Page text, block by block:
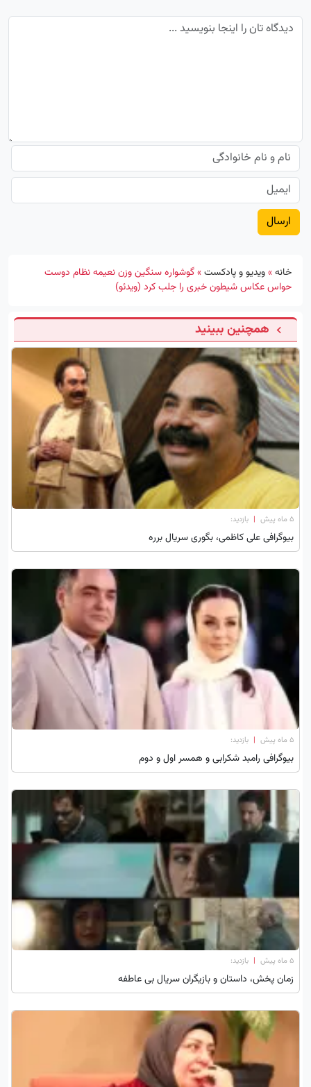
خانه»ویدیو و پادکست»گوشواره سنگین وزن نعیمه نظام دوست
حواس عکاس شیطون خبری را جلب کرد (ویدئو)
همچنین ببینید
۵ ماه پیش | بازدید:
بیوگرافی علی کاظمی، بگوری سریال برره
۵ ماه پیش | بازدید:
بیوگرافی رامبد شکرابی و همسر اول و دوم
۵ ماه پیش | بازدید:
زمان پخش، داستان و بازیگران سریال بی عاطفه